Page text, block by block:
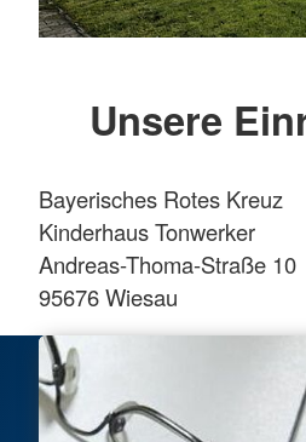
Unsere
Bayerisches Rotes Kreuz
Kinderhaus Tonwerker
Andreas-Thoma-Straße 10
95676 Wiesau